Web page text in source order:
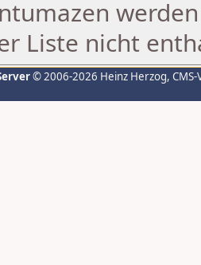
Liste nicht
© 2006-2026 Heinz Herzog,